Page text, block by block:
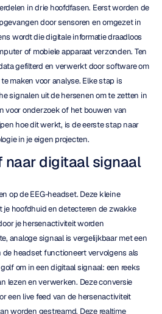
in drie hoofdfasen. Eerst worden de
door sensoren en omgezet in
wordt die digitale informatie draadloos
of mobiele apparaat verzonden. Ten
gefilterd en verwerkt door software om
maken voor analyse. Elke stap is
signalen uit de hersenen om te zetten in
voor onderzoek of het bouwen van
hoe dit werkt, is de eerste stap naar
in je eigen projecten.
naar digitaal signaal
op de EEG-headset. Deze kleine
je hoofdhuid en detecteren de zwakke
je hersenactiviteit worden
analoge signaal is vergelijkbaar met een
de headset functioneert vervolgens als
om in een digitaal signaal: een reeks
lezen en verwerken. Deze conversie
een live feed van de hersenactiviteit
worden gestreamd. Deze realtime